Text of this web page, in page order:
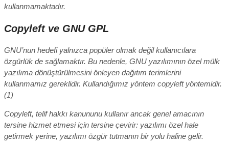
kullanmamaktadır.
Copyleft ve GNU GPL
GNU’nun hedefi yalnızca popüler olmak değil kullanıcılara
özgürlük de sağlamaktır. Bu nedenle, GNU yazılımının özel mülk
yazılıma dönüştürülmesini önleyen dağıtım terimlerini
kullanmamız gereklidir. Kullandığımız yöntem copyleft yöntemidir.
(1)
Copyleft, telif hakkı kanununu kullanır ancak genel amacının
tersine hizmet etmesi için tersine çevirir: yazılımı özel hale
getirmek yerine, yazılımı özgür tutmanın bir yolu haline gelir.